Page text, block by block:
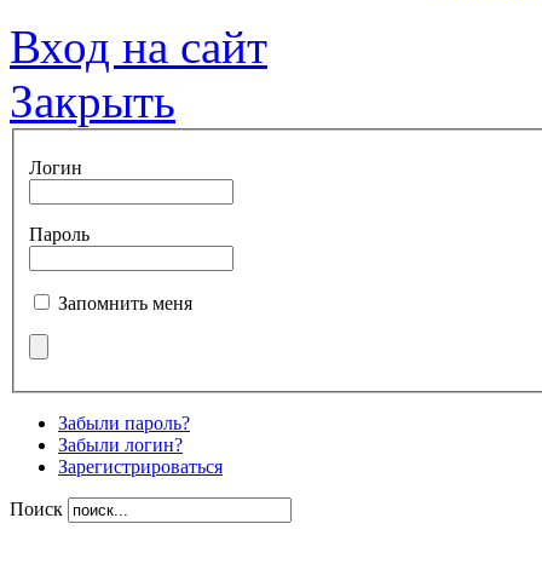
Вход на сайт
Закрыть
Логин
Пароль
Запомнить меня
Забыли пароль?
Забыли логин?
Зарегистрироваться
Поиск